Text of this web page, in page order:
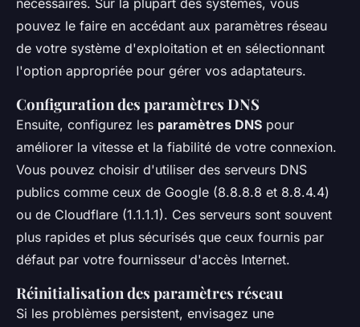
nécessaires. Sur la plupart des systèmes, vous
pouvez le faire en accédant aux paramètres réseau
de votre système d'exploitation et en sélectionnant
l'option appropriée pour gérer vos adaptateurs.
Configuration des paramètres DNS
Ensuite, configurez les paramètres DNS pour
améliorer la vitesse et la fiabilité de votre connexion.
Vous pouvez choisir d'utiliser des serveurs DNS
publics comme ceux de Google (8.8.8.8 et 8.8.4.4)
ou de Cloudflare (1.1.1.1). Ces serveurs sont souvent
plus rapides et plus sécurisés que ceux fournis par
défaut par votre fournisseur d'accès Internet.
Réinitialisation des paramètres réseau
Si les problèmes persistent, envisagez une